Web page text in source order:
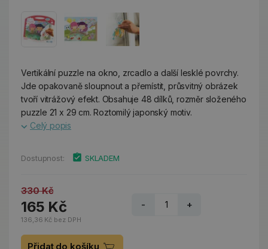
Vertikální puzzle na okno, zrcadlo a další lesklé povrchy.
Jde opakovaně sloupnout a přemístit, průsvitný obrázek
tvoří vitrážový efekt. Obsahuje 48 dílků, rozměr složeného
puzzle 21 x 29 cm. Roztomilý japonský motiv.
Celý popis
Dostupnost: SKLADEM
330 Kč
165 Kč
136,36 Kč bez DPH
- +
Přidat do košíku